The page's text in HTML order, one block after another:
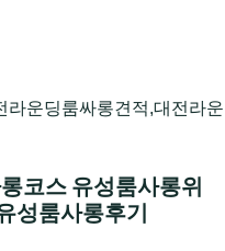
라운딩룸싸롱견적,대전라
코스 유성룸사롱위
성룸사롱후기